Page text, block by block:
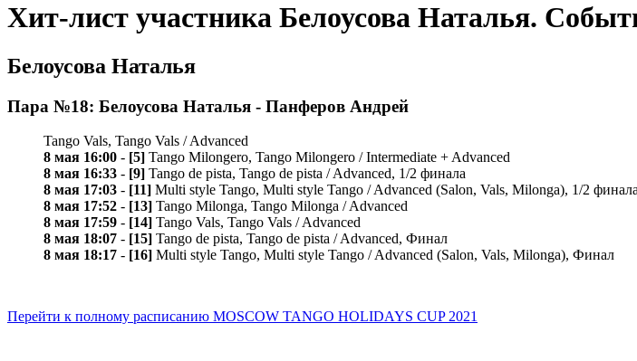
Хит-лист участника Белоусова Наталья.
Белоусова Наталья
Пара №18: Белоусова Наталья - Панферов Андрей
Tango Vals, Tango Vals / Advanced
8 мая 16:00 - [5] Tango Milongero, Tango Milongero / Intermediate + Advanced
8 мая 16:33 - [9] Tango de pista, Tango de pista / Advanced, 1/2 финала
8 мая 17:03 - [11] Multi style Tango, Multi style Tango / Advanced (Salon, Vals, Milonga), 1/2
8 мая 17:52 - [13] Tango Milonga, Tango Milonga / Advanced
8 мая 17:59 - [14] Tango Vals, Tango Vals / Advanced
8 мая 18:07 - [15] Tango de pista, Tango de pista / Advanced, Финал
8 мая 18:17 - [16] Multi style Tango, Multi style Tango / Advanced (Salon, Vals, Milonga), Финал
Перейти к полному расписанию MOSCOW TANGO HOLIDAYS CUP 2021